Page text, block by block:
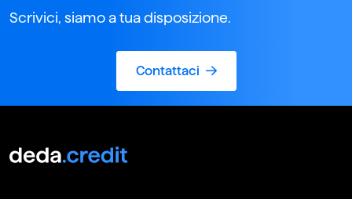
Scrivici, siamo a tua disposizione.
Contattaci